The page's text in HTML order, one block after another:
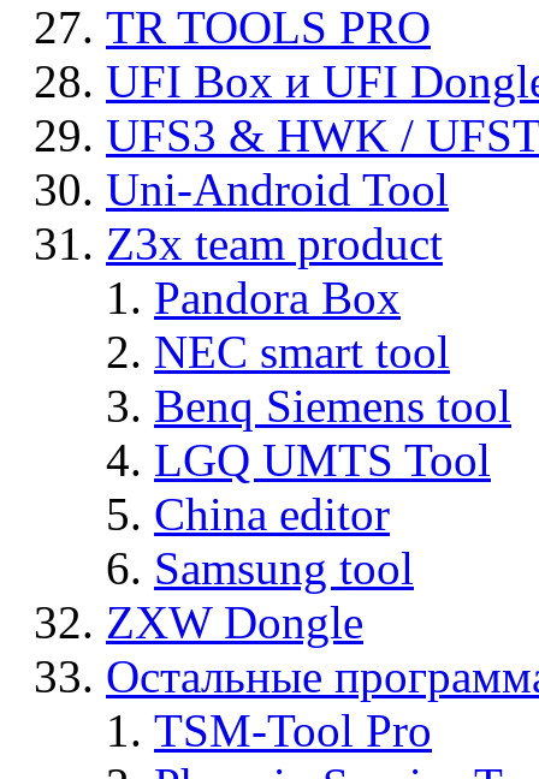
TR TOOLS PRO
UFI Box и UFI
UFS3 & HWK /
Uni-Android Tool
Z3x team product
Pandora Box
NEC smart tool
Benq Siemens tool
LGQ UMTS Tool
China editor
Samsung tool
ZXW Dongle
Остальные
TSM-Tool Pro